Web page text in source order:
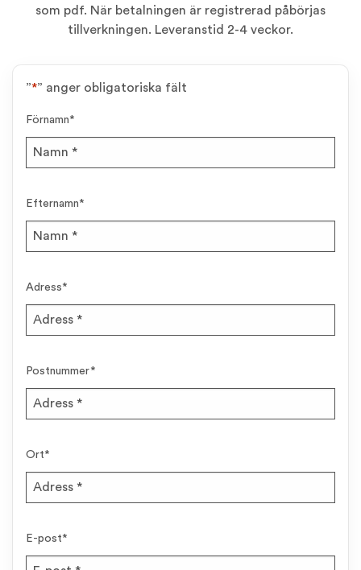
som pdf. När betalningen är registrerad påbörjas
tillverkningen. Leveranstid 2-4 veckor.
”*” anger obligatoriska fält
Förnamn*
Efternamn*
Adress*
Postnummer*
Ort*
E-post*